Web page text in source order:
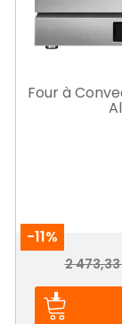
Four à
-11%
Prix
2